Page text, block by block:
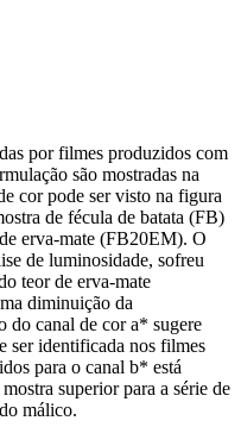
por filmes produzidos com
são mostradas na
cor pode ser visto na figura
de fécula de batata (FB)
erva-mate (FB20EM). O
de luminosidade, sofreu
teor de erva-mate
diminuição da
do canal de cor a* sugere
ser identificada nos filmes
para o canal b* está
superior para a série de
málico.